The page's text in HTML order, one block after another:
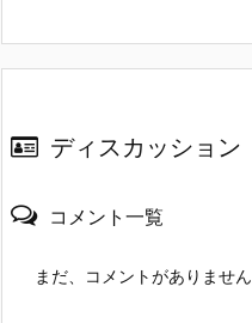
ディスカッション
コメント一覧
まだ、コメントがありません